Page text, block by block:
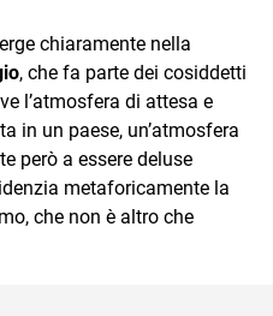
chiaramente nella
, che fa parte dei cosiddetti
l’atmosfera di attesa e
in un paese, un’atmosfera
però a essere deluse
metaforicamente la
che non è altro che